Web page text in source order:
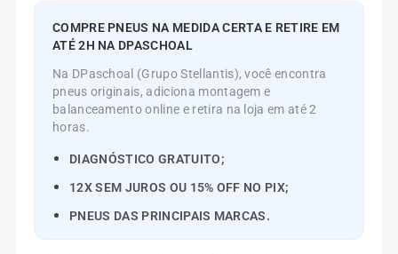
COMPRE PNEUS NA MEDIDA CERTA E RETIRE EM
ATÉ 2H NA DPASCHOAL
Na DPaschoal (Grupo Stellantis), você encontra
pneus originais, adiciona montagem e
balanceamento online e retira na loja em até 2
horas.
DIAGNÓSTICO GRATUITO;
12X SEM JUROS OU 15% OFF NO PIX;
PNEUS DAS PRINCIPAIS MARCAS.